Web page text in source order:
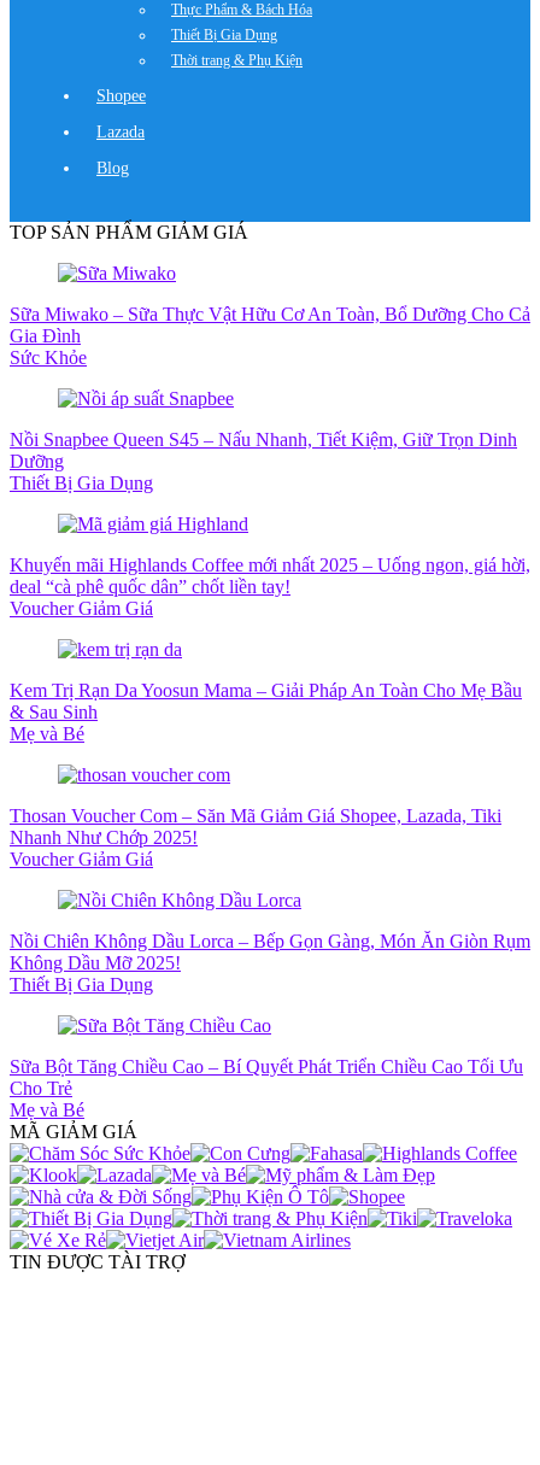
Thực Phẩm & Bách Hóa
Thiết Bị Gia Dụng
Thời trang & Phụ Kiện
Shopee
Lazada
Blog
TOP SẢN PHẨM GIẢM GIÁ
Sữa Miwako – Sữa Thực Vật Hữu Cơ An Toàn, Bổ Dưỡng Cho Cả
Gia Đình
Sức Khỏe
Nồi Snapbee Queen S45 – Nấu Nhanh, Tiết Kiệm, Giữ Trọn Dinh
Dưỡng
Thiết Bị Gia Dụng
Khuyến mãi Highlands Coffee mới nhất 2025 – Uống ngon, giá hời,
deal “cà phê quốc dân” chốt liền tay!
Voucher Giảm Giá
Kem Trị Rạn Da Yoosun Mama – Giải Pháp An Toàn Cho Mẹ Bầu
& Sau Sinh
Mẹ và Bé
Thosan Voucher Com – Săn Mã Giảm Giá Shopee, Lazada, Tiki
Nhanh Như Chớp 2025!
Voucher Giảm Giá
Nồi Chiên Không Dầu Lorca – Bếp Gọn Gàng, Món Ăn Giòn Rụm
Không Dầu Mỡ 2025!
Thiết Bị Gia Dụng
Sữa Bột Tăng Chiều Cao – Bí Quyết Phát Triển Chiều Cao Tối Ưu
Cho Trẻ
Mẹ và Bé
MÃ GIẢM GIÁ
TIN ĐƯỢC TÀI TRỢ